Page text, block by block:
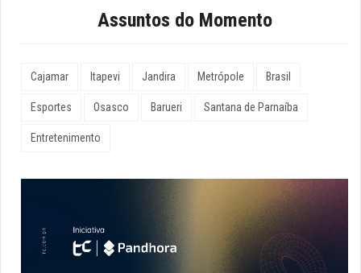
Assuntos do Momento
Cajamar Itapevi Jandira Metrópole Brasil
Esportes Osasco Barueri Santana de Parnaíba
Entretenimento